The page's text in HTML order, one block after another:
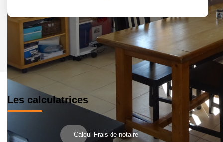
Les calculatrices
Calcul Frais de notaire